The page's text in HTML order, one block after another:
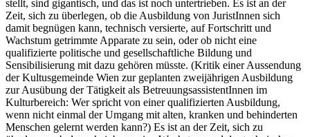
stellt, sind gigantisch, und das ist noch untertrieben. Es ist an der
Zeit, sich zu überlegen, ob die Ausbildung von JuristInnen sich
damit begnügen kann, technisch versierte, auf Fortschritt und
Wachstum getrimmte Apparate zu sein, oder ob nicht eine
qualifizierte politische und gesellschaftliche Bildung und
Sensibilisierung mit dazu gehören müsste. (Kritik einer Aussendung
der Kultusgemeinde Wien zur geplanten zweijährigen Ausbildung
zur Ausübung der Tätigkeit als BetreuungsassistentInnen im
Kulturbereich: Wer spricht von einer qualifizierten Ausbildung,
wenn nicht einmal der Umgang mit alten, kranken und behinderten
Menschen gelernt werden kann?) Es ist an der Zeit, sich zu